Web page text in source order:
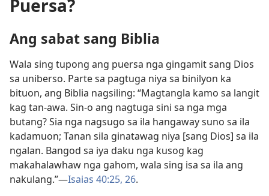
Puersa?
Ang sabat sang Biblia
Wala sing tupong ang puersa nga gingamit sang Dios
sa uniberso. Parte sa pagtuga niya sa binilyon ka
bituon, ang Biblia nagsiling: “Magtangla kamo sa langit
kag tan-awa. Sin-o ang nagtuga sini sa nga mga
butang? Sia nga nagsugo sa ila hangaway suno sa ila
kadamuon; Tanan sila ginatawag niya [sang Dios] sa ila
ngalan. Bangod sa iya daku nga kusog kag
makahalawhaw nga gahom, wala sing isa sa ila ang
nakulang.”—Isaias 40:25, 26.